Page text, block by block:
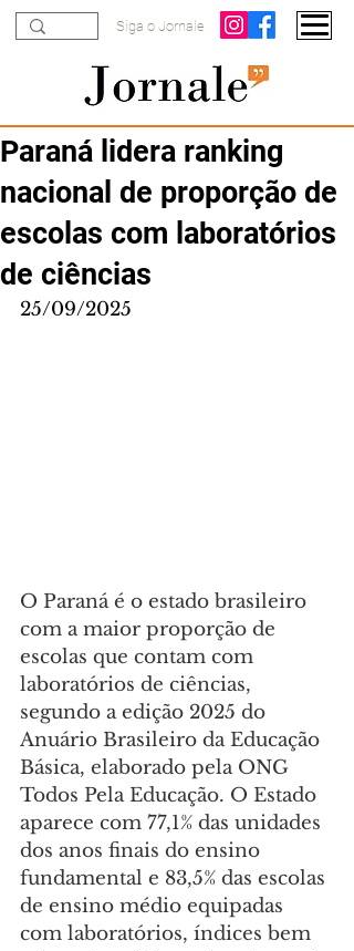
Siga o Jornale
Paraná lidera ranking
nacional de proporção de
escolas com laboratórios
de ciências
25/09/2025
O Paraná é o estado brasileiro
com a maior proporção de
escolas que contam com
laboratórios de ciências,
segundo a edição 2025 do
Anuário Brasileiro da Educação
Básica, elaborado pela ONG
Todos Pela Educação. O Estado
aparece com 77,1% das unidades
dos anos finais do ensino
fundamental e 83,5% das escolas
de ensino médio equipadas
com laboratórios, índices bem